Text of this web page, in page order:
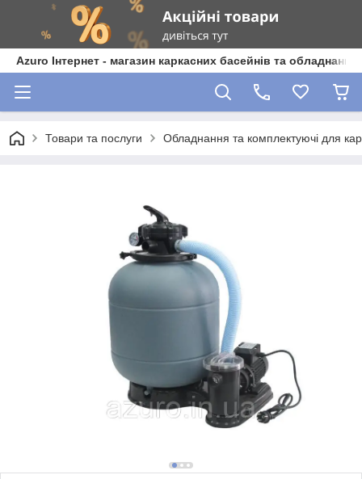
Azuro Інтернет - магазин каркасних басейнів та обладнання
Товари та послуги Обладнання та комплектуючі для